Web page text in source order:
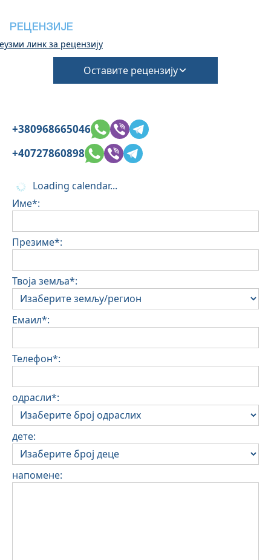
за чишћење и депозит за штету)
РЕЦЕНЗИЈЕ
линк за рецензију
Оставите рецензију
+380968665046
+40727860898
Loading calendar...
Име*:
Презиме*:
Твоја земља*:
Емаил*:
Телефон*:
одрасли*:
дете:
напомене: